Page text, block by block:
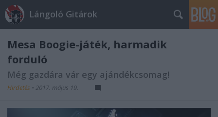
Lángoló Gitárok
Mesa Boogie-játék, harmadik
forduló
Még gazdára vár egy ajándékcsomag!
Hirdetés • 2017. május 19.